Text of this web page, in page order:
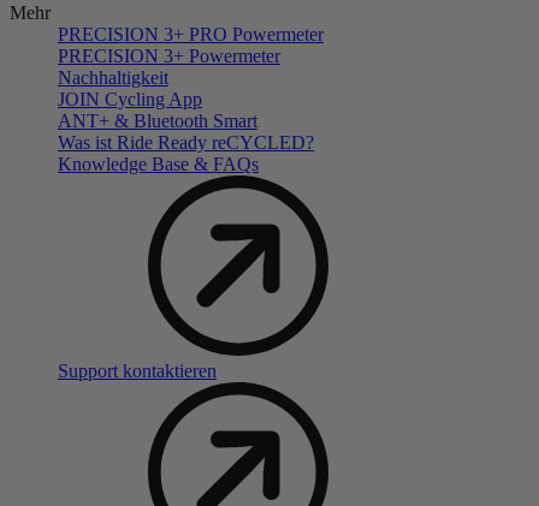
Mehr
PRECISION 3+ PRO Powermeter
PRECISION 3+ Powermeter
Nachhaltigkeit
JOIN Cycling App
ANT+ & Bluetooth Smart
Was ist Ride Ready reCYCLED?
Knowledge Base & FAQs
Support kontaktieren